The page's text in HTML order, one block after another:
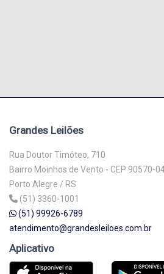
Grandes Leilões
Rua Doutor Timóteo, 710
Bairro Moinhos de Vento - CEP 90570-
Porto Alegre / RS
(51) 3360-1001
(51) 99926-6789
atendimento@grandesleiloes.com.br
Aplicativo